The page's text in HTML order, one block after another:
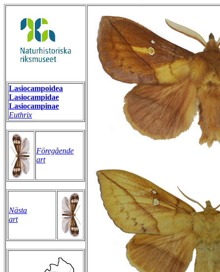
Lasiocampoidea
Lasiocampidae
Lasiocampinae
Euthrix
Föregående
art
Nästa
art